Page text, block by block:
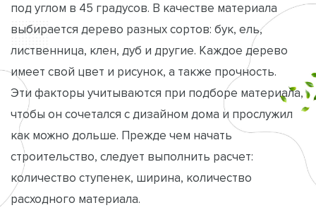
под углом в 45 градусов. В качестве материала
выбирается дерево разных сортов: бук, ель,
лиственница, клен, дуб и другие. Каждое дерево
имеет свой цвет и рисунок, а также прочность.
Эти факторы учитываются при подборе материала,
чтобы он сочетался с дизайном дома и прослужил
как можно дольше. Прежде чем начать
строительство, следует выполнить расчет:
количество ступенек, ширина, количество
расходного материала.